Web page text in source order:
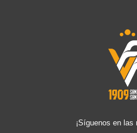
¡Síguenos en las